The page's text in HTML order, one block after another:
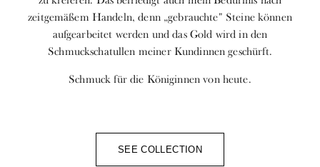
zeitgemäßem Handeln, denn „gebrauchte" Steine können
aufgearbeitet werden und das Gold wird in den
Schmuckschatullen meiner Kundinnen geschürft.
Schmuck für die Königinnen von heute.
SEE COLLECTION